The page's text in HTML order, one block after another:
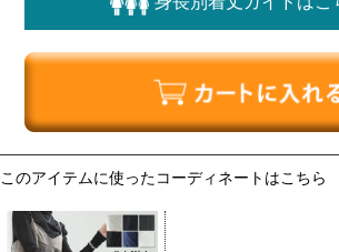
このアイテムに使ったコーディネートはこちら